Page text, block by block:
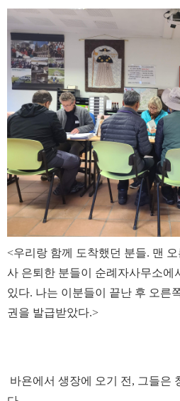
<우리랑 함께 도착했던 분들. 맨
사 은퇴한 분들이 순례자사무소에
있다. 나는 이분들이 끝난 후 오른
권을 발급받았다.>
바욘에서 생장에 오기 전, 그들은